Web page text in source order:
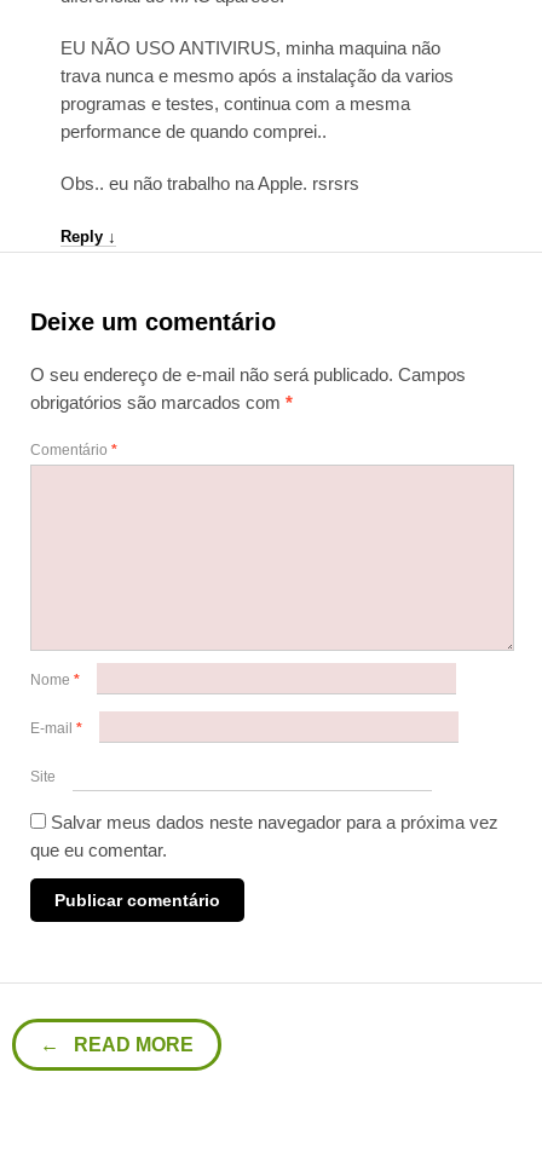
EU NÃO USO ANTIVIRUS, minha maquina não
trava nunca e mesmo após a instalação da varios
programas e testes, continua com a mesma
performance de quando comprei..
Obs.. eu não trabalho na Apple. rsrsrs
Reply ↓
Deixe um comentário
O seu endereço de e-mail não será publicado. Campos
obrigatórios são marcados com *
Comentário *
Nome *
E-mail *
Site
Salvar meus dados neste navegador para a próxima vez
que eu comentar.
← READ MORE